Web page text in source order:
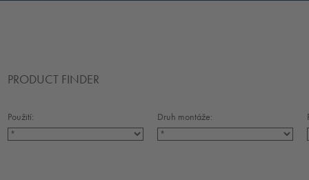
PRODUCT FINDER
Použití: Druh montáže: